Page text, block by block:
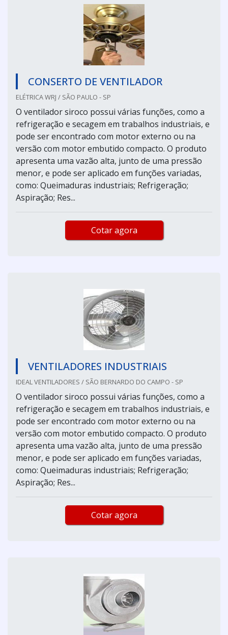
CONSERTO DE VENTILADOR
ELÉTRICA WRJ / SÃO PAULO - SP
O ventilador siroco possui várias funções, como a
refrigeração e secagem em trabalhos industriais, e
pode ser encontrado com motor externo ou na
versão com motor embutido compacto. O produto
apresenta uma vazão alta, junto de uma pressão
menor, e pode ser aplicado em funções variadas,
como: Queimaduras industriais; Refrigeração;
Aspiração; Res...
Cotar agora
VENTILADORES INDUSTRIAIS
IDEAL VENTILADORES / SÃO BERNARDO DO CAMPO - SP
O ventilador siroco possui várias funções, como a
refrigeração e secagem em trabalhos industriais, e
pode ser encontrado com motor externo ou na
versão com motor embutido compacto. O produto
apresenta uma vazão alta, junto de uma pressão
menor, e pode ser aplicado em funções variadas,
como: Queimaduras industriais; Refrigeração;
Aspiração; Res...
Cotar agora